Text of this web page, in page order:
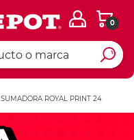
0
SUMADORA ROYAL PRINT 24
Ingresar Codigo